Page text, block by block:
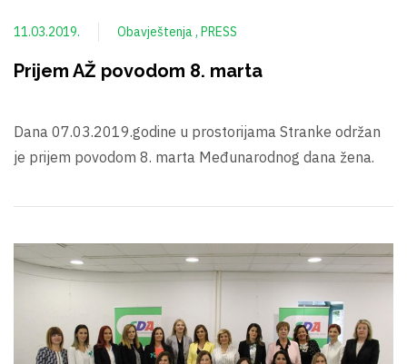
11.03.2019. Obavještenja PRESS
Prijem AŽ povodom 8. marta
Dana 07.03.2019.godine u prostorijama Stranke održan
je prijem povodom 8. marta Međunarodnog dana žena.